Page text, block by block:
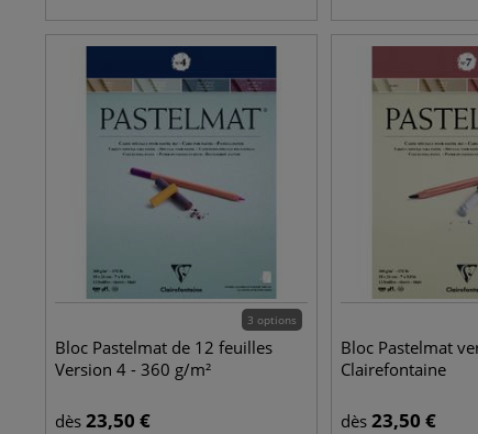
3 options
Bloc Pastelmat de 12 feuilles
Version 4 - 360 g/m²
dès 23,50 €
Bloc Pastelmat
Clairefontaine
dès 23,50 €